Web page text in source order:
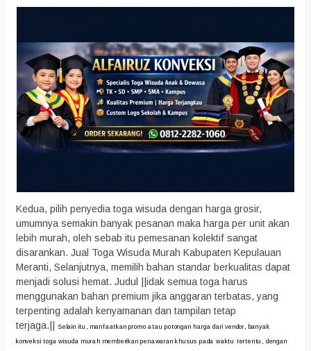
Kedua, pilih penyedia toga wisuda dengan harga grosir,
umumnya semakin banyak pesanan maka harga per unit akan
lebih murah, oleh sebab itu pemesanan kolektif sangat
disarankan. Jual Toga Wisuda Murah Kabupaten Kepulauan
Meranti, Selanjutnya, memilih bahan standar berkualitas dapat
menjadi solusi hemat. Judul ||idak semua toga harus
menggunakan bahan premium jika anggaran terbatas, yang
terpenting adalah kenyamanan dan tampilan tetap
terjaga.||
Selain itu, manfaatkan promo atau potongan harga dari vendor, banyak
konveksi toga wisuda murah memberikan penawaran khusus pada waktu tertentu, dengan